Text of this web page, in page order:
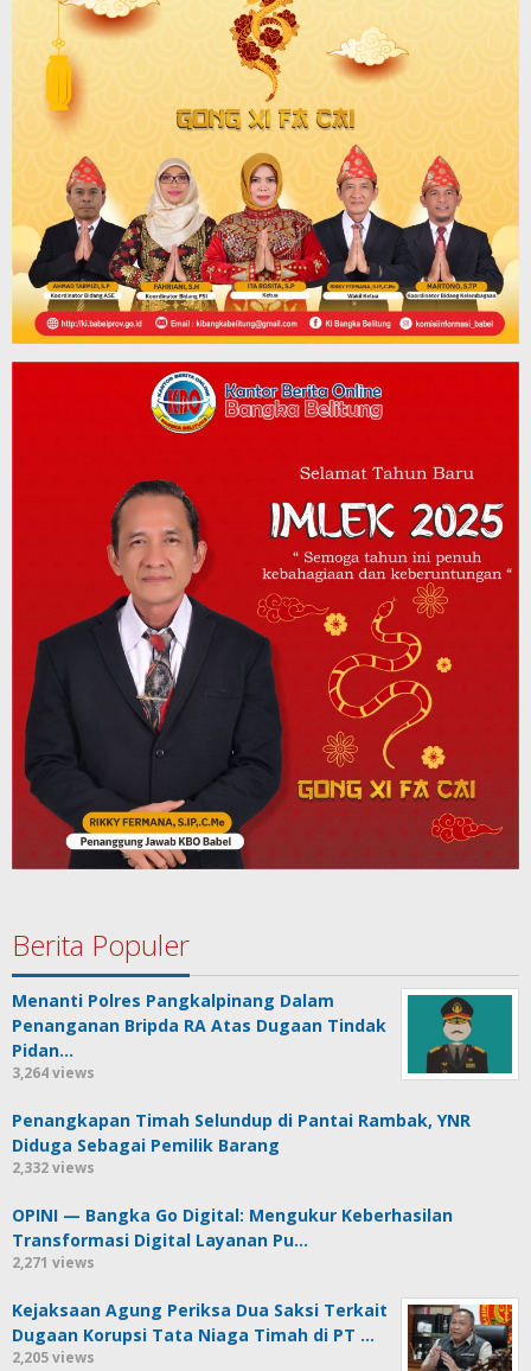
Berita Populer
Menanti Polres Pangkalpinang Dalam
Penanganan Bripda RA Atas Dugaan Tindak
Pidan…
3,264 views
Penangkapan Timah Selundup di Pantai Rambak, YNR
Diduga Sebagai Pemilik Barang
2,332 views
OPINI — Bangka Go Digital: Mengukur Keberhasilan
Transformasi Digital Layanan Pu…
2,271 views
Kejaksaan Agung Periksa Dua Saksi Terkait
Dugaan Korupsi Tata Niaga Timah di PT …
2,205 views